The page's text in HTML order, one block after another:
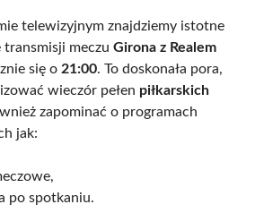
telewizyjnym znajdziemy istotne
meczu Girona z Realem
się o 21:00. To doskonała pora,
wieczór pełen piłkarskich
zapominać o programach
jak:
po spotkaniu.